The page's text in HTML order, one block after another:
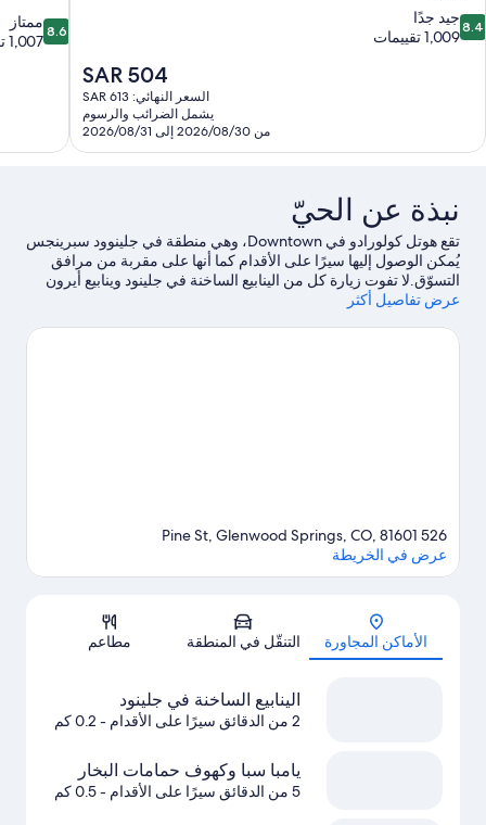
8.4
من
8.4 جيد جدًا
1,009 تقييمات
السعر
الحالي
هو
SAR
504
SAR 504
السعر النهائي: SAR 613
يشمل الضرائب والرسوم
من 2026/08/30 إلى 2026/08/31
8.6
من
8.6 ممتاز
1,007 تقييمات
نبذة عن الحيّ
تقع هوتل كولورادو في Downtown، وهي منطقة في جلينوود سبرينجس
يُمكن الوصول إليها سيرًا على الأقدام كما أنها ‏على مقربة من مرافق
التسوّق.لا تفوت زيارة كل من الينابيع الساخنة في جلينود وينابيع أيرون
ماونتن الساخنة في حال كنت تخطط لممارسة نشاط ما، بينما يُمكن
عرض تفاصيل أكثر
الخريطة
526 Pine St, Glenwood Springs, CO, 81601
عرض في الخريطة
الأماكن المجاورة التنقّل في المنطقة مطاعم
الينابيع الساخنة في جلينود
2 من الدقائق سيرًا على الأقدام - 0.2 كم
يامبا سبا وكهوف حمامات البخار
5 من الدقائق سيرًا على الأقدام - 0.5 كم